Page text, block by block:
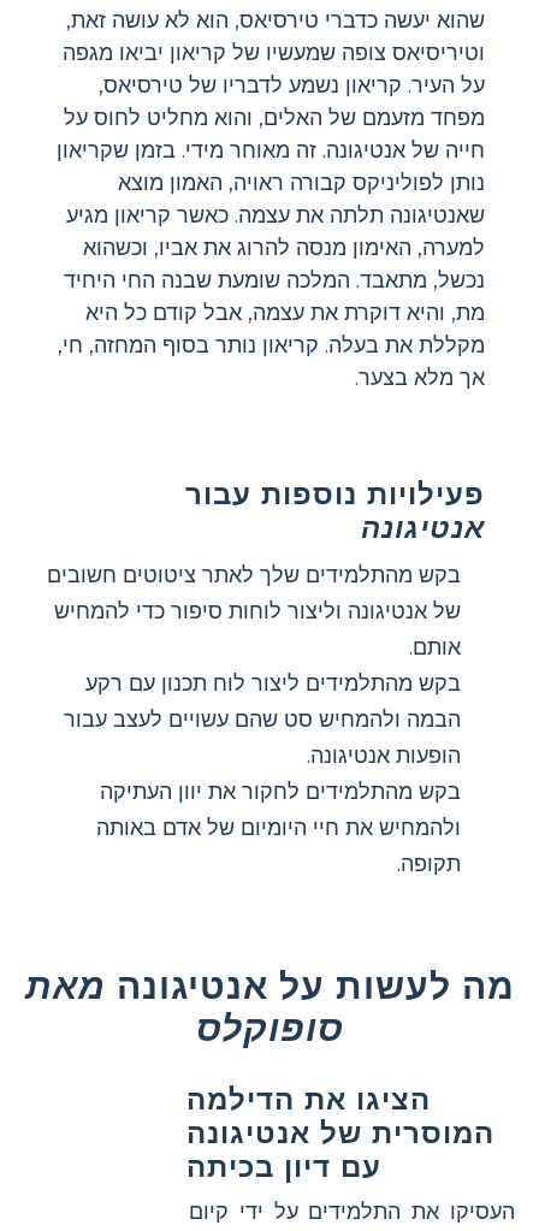
שהוא יעשה כדברי טירסיאס, הוא לא עושה זאת,
וטיריסיאס צופה שמעשיו של קריאון יביאו מגפה
על העיר. קריאון נשמע לדבריו של טירסיאס,
מפחד מזעמם של האלים, והוא מחליט לחוס על
חייה של אנטיגונה. זה מאוחר מידי. בזמן שקריאון
נותן לפוליניקס קבורה ראויה, האמון מוצא
שאנטיגונה תלתה את עצמה. כאשר קריאון מגיע
למערה, האימון מנסה להרוג את אביו, וכשהוא
נכשל, מתאבד. המלכה שומעת שבנה החי היחיד
מת, והיא דוקרת את עצמה, אבל קודם כל היא
מקללת את בעלה. קריאון נותר בסוף המחזה, חי,
אך מלא בצער.
פעילויות נוספות עבור
אנטיגונה
בקש מהתלמידים שלך לאתר ציטוטים חשובים
של אנטיגונה וליצור לוחות סיפור כדי להמחיש
אותם.
בקש מהתלמידים ליצור לוח תכנון עם רקע
הבמה ולהמחיש סט שהם עשויים לעצב עבור
הופעות אנטיגונה.
בקש מהתלמידים לחקור את יוון העתיקה
ולהמחיש את חיי היומיום של אדם באותה
תקופה.
מה לעשות על אנטיגונה מאת
סופוקלס
הציגו את הדילמה
המוסרית של אנטיגונה
עם דיון בכיתה
העסיקו את התלמידים על ידי קיום